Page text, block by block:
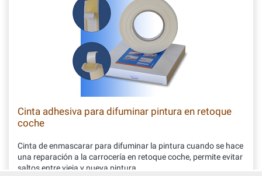
Cinta adhesiva para difuminar pintura en retoque
coche
Cinta de enmascarar para difuminar la pintura cuando se hace
una reparación a la carrocería en retoque coche, permite evitar
saltos entre vieja y nueva pintura